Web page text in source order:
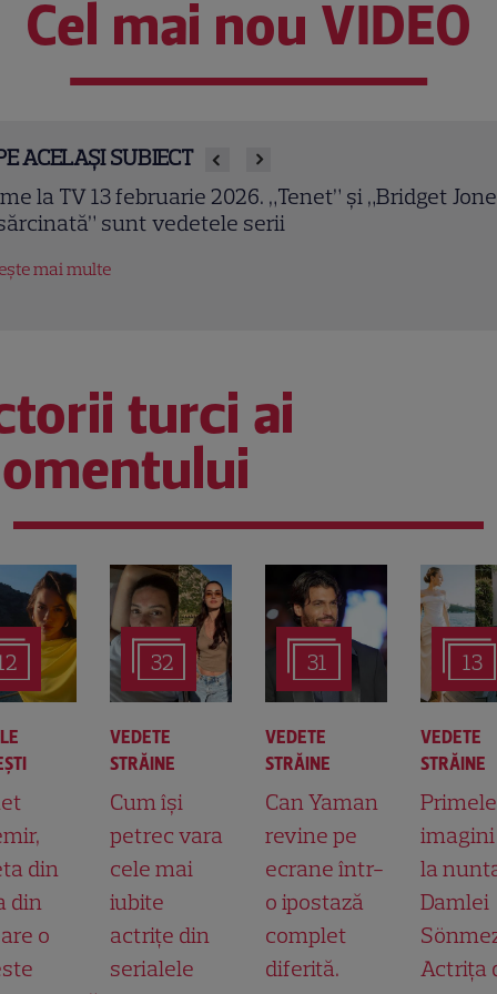
Cel mai nou VIDEO
ACELAȘI SUBIECT
(2007). Ray Winstone și Angelina Jolie într-o
epică a celui mai vechi poem englez
mai multe
turci ai
din
din
o
32
VEDETE
STRĂINE
Cum își
petrec vara
cele mai
iubite
actrițe din
serialele
31
VEDETE
STRĂINE
Can Yaman
revine pe
ecrane într-
o ipostază
complet
diferită.
13
VEDETE
STRĂINE
Primele
la
Damlei
Actrița